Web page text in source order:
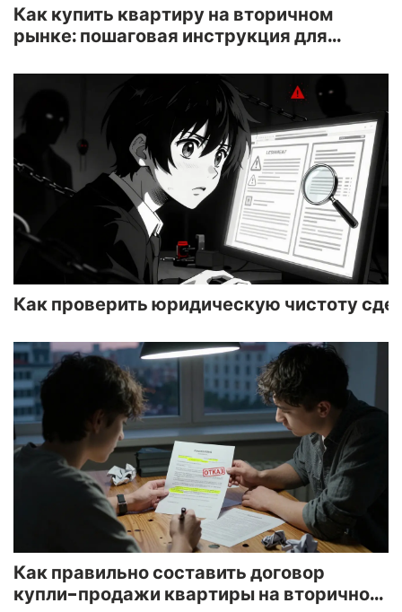
Как купить квартиру на вторичном
рынке: пошаговая инструкция для
Как проверить юридическую чистоту
Как правильно составить договор
купли-продажи квартиры на вторичном